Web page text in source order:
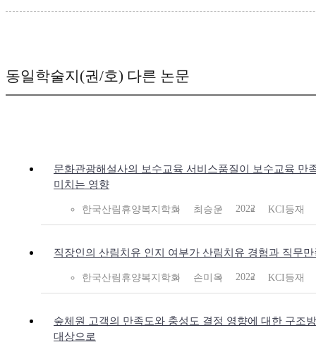
동일학술지(권/호) 다른 논문
문화관광해설사의 보수교육 서비스품질이 보수교육 만
미치는 영향
한국산림휴양복지학회 최승운 2022 KCI등재
직장인의 산림치유 인지 여부가 산림치유 경험과 직무
한국산림휴양복지학회 손미옥 2022 KCI등재
숲체원 고객의 만족도와 충성도 결정 영향에 대한 구조
대상으로